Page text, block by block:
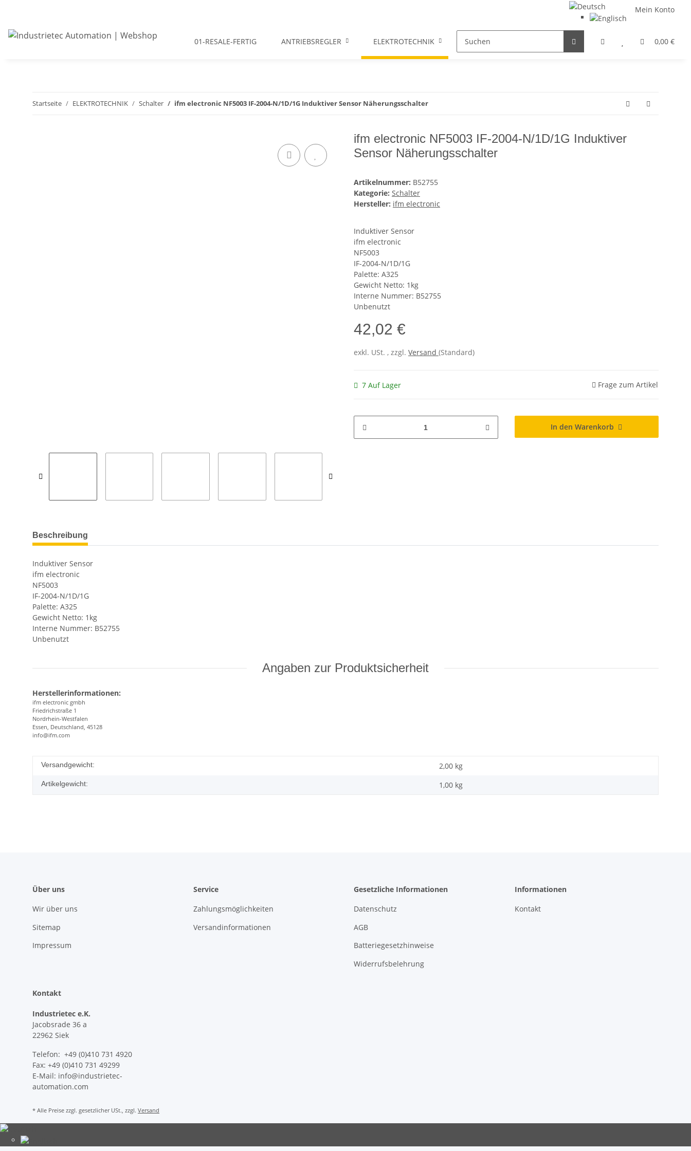
Mein Konto
0,00 €
01-RESALE-FERTIG ANTRIEBSREGLER ELEKTROTECHNIK FILTER / DROSSEL GETRIEBEMOTOREN HYDRAULIK
Startseite ELEKTROTECHNIK Schalter ifm electronic NF5003 IF-2004-N/1D/1G Induktiver Sensor Näherungsschalter
ifm electronic NF5003 IF-2004-N/1D/1G Induktiver
Sensor Näherungsschalter
Artikelnummer: B52755
Kategorie: Schalter
Hersteller: ifm electronic
Induktiver Sensor
ifm electronic
NF5003
IF-2004-N/1D/1G
Palette: A325
Gewicht Netto: 1kg
Interne Nummer: B52755
Unbenutzt
42,02 €
exkl. USt. , zzgl. Versand (Standard)
7 Auf Lager Frage zum Artikel
In den Warenkorb
Beschreibung
Induktiver Sensor
ifm electronic
NF5003
IF-2004-N/1D/1G
Palette: A325
Gewicht Netto: 1kg
Interne Nummer: B52755
Unbenutzt
Angaben zur Produktsicherheit
Herstellerinformationen:
ifm electronic gmbh
Friedrichstraße 1
Nordrhein-Westfalen
Essen, Deutschland, 45128
info@ifm.com
Versandgewicht: 2,00 kg
Artikelgewicht: 1,00 kg
Über uns
Wir über uns
Sitemap
Impressum
Service
Zahlungsmöglichkeiten
Versandinformationen
Gesetzliche Informationen
Datenschutz
AGB
Batteriegesetzhinweise
Widerrufsbelehrung
Informationen
Kontakt
Kontakt
Industrietec e.K.
Jacobsrade 36 a
22962 Siek
Telefon: +49 (0)410 731 4920
Fax: +49 (0)410 731 49299
E-Mail: info@industrietec-
automation.com
* Alle Preise zzgl. gesetzlicher USt., zzgl. Versand